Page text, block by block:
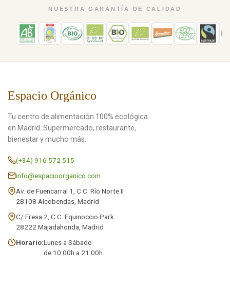
NUESTRA GARANTÍA DE CALIDAD
Espacio Orgánico
Tu centro de alimentación 100% ecológica
en Madrid. Supermercado, restaurante,
bienestar y mucho más.
(+34) 916 572 515
info@espacioorganico.com
Av. de Fuencarral 1, C.C. Río Norte II
28108 Alcobendas, Madrid
C/ Fresa 2, C.C. Equinoccio Park
28222 Majadahonda, Madrid
Horario:Lunes a Sábado
de 10:00h a 21:00h